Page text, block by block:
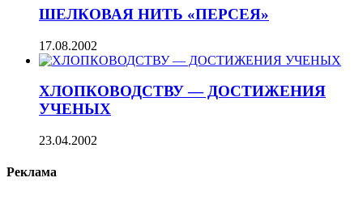
ШЕЛКОВАЯ НИТЬ «ПЕРСЕЯ»
17.08.2002
ХЛОПКОВОДСТВУ — ДОСТИЖЕНИЯ
УЧЕНЫХ
23.04.2002
Реклама